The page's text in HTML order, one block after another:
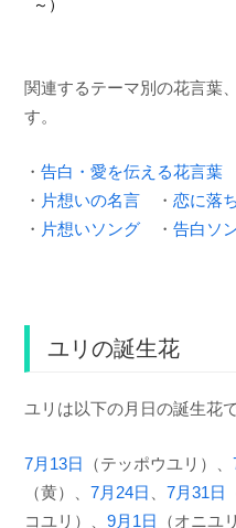
～）
関連するテーマ別の花言葉
す。
・ 告白・愛を伝える花言葉
・ 片想いの名言 ・ 恋に落
・ 片想いソング ・ 告白ソ
ユリの誕生花
ユリは以下の月日の誕生花で
7月13日 （テッポウユリ）、
（黄）、 7月24日 7月31日
コユリ）、 9月1日 （オニユ